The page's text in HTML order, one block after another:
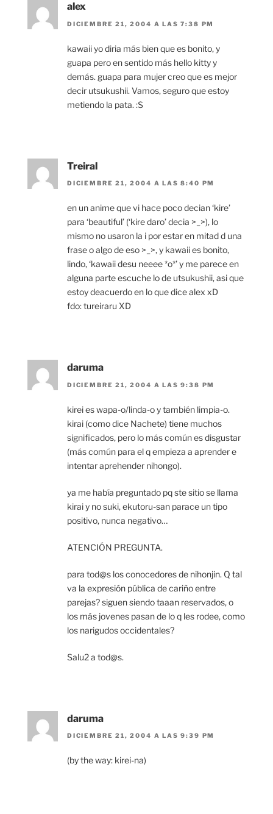
alex
DICIEMBRE 21, 2004 A LAS 7:38 PM
kawaii yo diria más bien que es bonito, y
guapa pero en sentido más hello kitty y
demás. guapa para mujer creo que es mejor
decir utsukushii. Vamos, seguro que estoy
metiendo la pata. :S
Treiral
DICIEMBRE 21, 2004 A LAS 8:40 PM
en un anime que vi hace poco decian ‘kire’
para ‘beautiful’ (‘kire daro’ decia >_>), lo
mismo no usaron la i por estar en mitad d una
frase o algo de eso >_>, y kawaii es bonito,
lindo, ‘kawaii desu neeee *o*’ y me parece en
alguna parte escuche lo de utsukushii, asi que
estoy deacuerdo en lo que dice alex xD
fdo: tureiraru XD
daruma
DICIEMBRE 21, 2004 A LAS 9:38 PM
kirei es wapa-o/linda-o y también limpia-o.
kirai (como dice Nachete) tiene muchos
significados, pero lo más común es disgustar
(más común para el q empieza a aprender e
intentar aprehender nihongo).
ya me había preguntado pq ste sitio se llama
kirai y no suki, ekutoru-san parace un tipo
positivo, nunca negativo…
ATENCIÓN PREGUNTA.
para tod@s los conocedores de nihonjin. Q tal
va la expresión pública de cariño entre
parejas? siguen siendo taaan reservados, o
los más jovenes pasan de lo q les rodee, como
los narigudos occidentales?
Salu2 a tod@s.
daruma
DICIEMBRE 21, 2004 A LAS 9:39 PM
(by the way: kirei-na)